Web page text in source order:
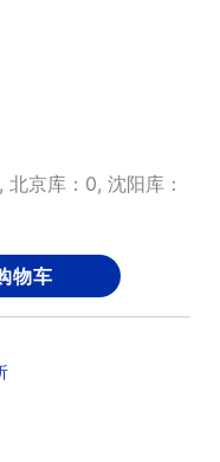
京库：0, 沈阳库：
物车